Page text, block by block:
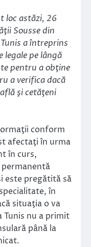
loc astăzi, 26
Sousse din
a întreprins
legale pe lângă
pentru a obţine
a verifica dacă
şi cetăţeni
conform
afectaţi în urma
în curs,
este pregătită să
în
situaţia o va
Tunis nu a primit
până la